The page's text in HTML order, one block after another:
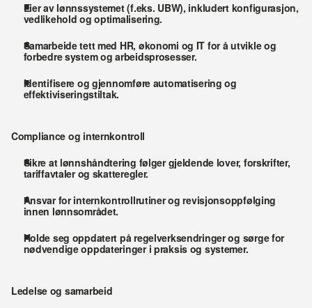
Eier av lønnssystemet (f.eks. UBW), inkludert konfigurasjon,
vedlikehold og optimalisering.
Samarbeide tett med HR, økonomi og IT for å utvikle og
forbedre system og arbeidsprosesser.
Identifisere og gjennomføre automatisering og
effektiviseringstiltak.
Compliance og internkontroll
Sikre at lønnshåndtering følger gjeldende lover, forskrifter,
tariffavtaler og skatteregler.
Ansvar for internkontrollrutiner og revisjonsoppfølging
innen lønnsområdet.
Holde seg oppdatert på regelverksendringer og sørge for
nødvendige oppdateringer i praksis og systemer.
Ledelse og samarbeid